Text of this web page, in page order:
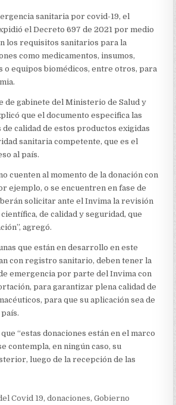
ATENCIÓN
DEL
COVID-
19
sanitaria por covid-19, el
el Decreto 697 de 2021 por medio
los requisitos sanitarios para la
como medicamentos, insumos,
o equipos biomédicos, entre otros, para
de gabinete del Ministerio de Salud y
que el documento especifica las
calidad de estos productos exigidas
sanitaria competente, que es el
al país.
cuenten al momento de la donación con
ejemplo, o se encuentren en fase de
solicitar ante el Invima la revisión
de calidad y seguridad, que
agregó.
que están en desarrollo en este
con registro sanitario, deben tener la
emergencia por parte del Invima con
para garantizar plena calidad de
para que su aplicación sea de
“estas donaciones están en el marco
contempla, en ningún caso, su
luego de la recepción de las
Covid 19,donaciones,Gobierno